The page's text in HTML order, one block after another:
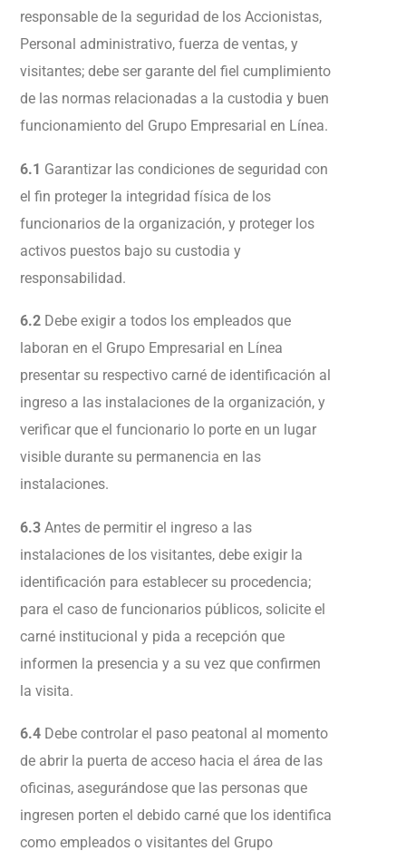
responsable de la seguridad de los Accionistas,
Personal administrativo, fuerza de ventas, y
visitantes; debe ser garante del fiel cumplimiento
de las normas relacionadas a la custodia y buen
funcionamiento del Grupo Empresarial en Línea.
6.1 Garantizar las condiciones de seguridad con
el fin proteger la integridad física de los
funcionarios de la organización, y proteger los
activos puestos bajo su custodia y
responsabilidad.
6.2 Debe exigir a todos los empleados que
laboran en el Grupo Empresarial en Línea
presentar su respectivo carné de identificación al
ingreso a las instalaciones de la organización, y
verificar que el funcionario lo porte en un lugar
visible durante su permanencia en las
instalaciones.
6.3 Antes de permitir el ingreso a las
instalaciones de los visitantes, debe exigir la
identificación para establecer su procedencia;
para el caso de funcionarios públicos, solicite el
carné institucional y pida a recepción que
informen la presencia y a su vez que confirmen
la visita.
6.4 Debe controlar el paso peatonal al momento
de abrir la puerta de acceso hacia el área de las
oficinas, asegurándose que las personas que
ingresen porten el debido carné que los identifica
como empleados o visitantes del Grupo